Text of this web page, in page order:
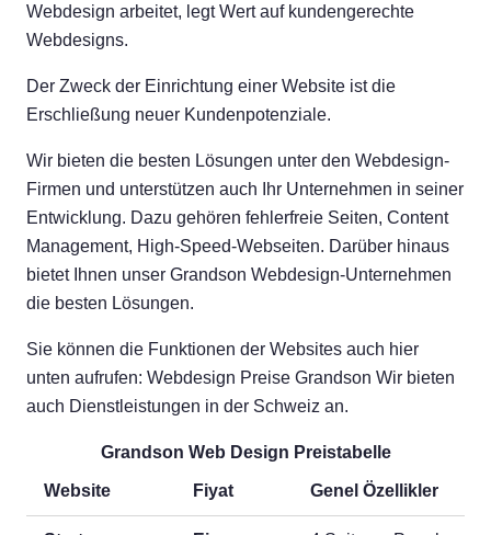
Webdesign arbeitet, legt Wert auf kundengerechte
Webdesigns.
Der Zweck der Einrichtung einer Website ist die
Erschließung neuer Kundenpotenziale.
Wir bieten die besten Lösungen unter den Webdesign-
Firmen und unterstützen auch Ihr Unternehmen in seiner
Entwicklung. Dazu gehören fehlerfreie Seiten, Content
Management, High-Speed-Webseiten. Darüber hinaus
bietet Ihnen unser Grandson Webdesign-Unternehmen
die besten Lösungen.
Sie können die Funktionen der Websites auch hier
unten aufrufen: Webdesign Preise Grandson Wir bieten
auch Dienstleistungen in der Schweiz an.
Grandson Web Design Preistabelle
Website Fiyat Genel Özellikler